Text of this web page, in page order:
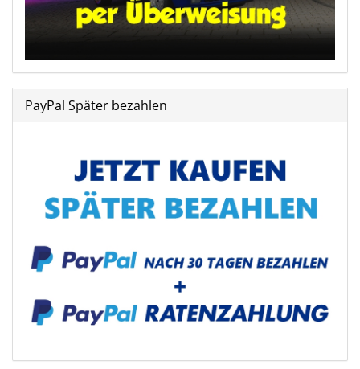
PayPal Später bezahlen